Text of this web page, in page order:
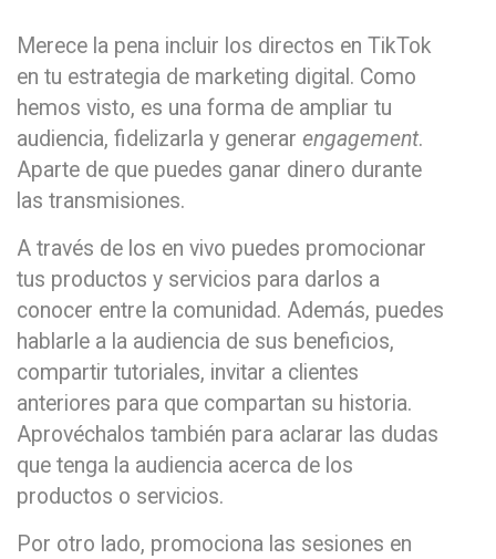
Merece la pena incluir los directos en TikTok
en tu estrategia de marketing digital. Como
hemos visto, es una forma de ampliar tu
audiencia, fidelizarla y generar engagement.
Aparte de que puedes ganar dinero durante
las transmisiones.
A través de los en vivo puedes promocionar
tus productos y servicios para darlos a
conocer entre la comunidad. Además, puedes
hablarle a la audiencia de sus beneficios,
compartir tutoriales, invitar a clientes
anteriores para que compartan su historia.
Aprovéchalos también para aclarar las dudas
que tenga la audiencia acerca de los
productos o servicios.
Por otro lado, promociona las sesiones en